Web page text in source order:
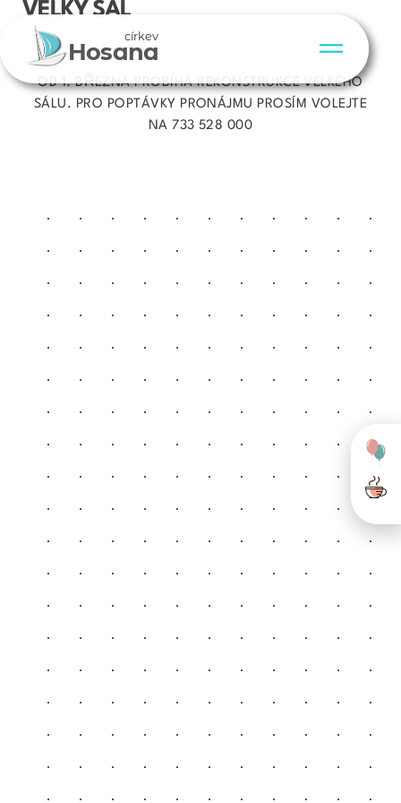
církev
Hosana
VELKÝ SÁL
OD 1. BŘEZNA PROBÍHÁ REKONSTRUKCE VELKÉHO
SÁLU. PRO POPTÁVKY PRONÁJMU PROSÍM VOLEJTE
NA 733 528 000